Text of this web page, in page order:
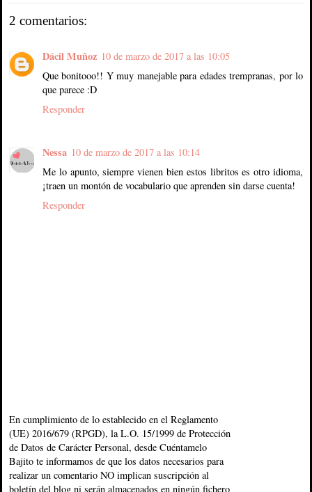
2 comentarios:
Dácil Muñoz 10 de marzo de 2017 a las 10:05
Que bonitooo!! Y muy manejable para edades trempranas, por lo
que parece :D
Responder
Nessa 10 de marzo de 2017 a las 10:14
Me lo apunto, siempre vienen bien estos libritos es otro idioma,
¡traen un montón de vocabulario que aprenden sin darse cuenta!
Responder
En cumplimiento de lo establecido en el Reglamento
(UE) 2016/679 (RPGD), la L.O. 15/1999 de Protección
de Datos de Carácter Personal, desde Cuéntamelo
Bajito te informamos de que los datos necesarios para
realizar un comentario NO implican suscripción al
boletín del blog ni serán almacenados en ningún fichero